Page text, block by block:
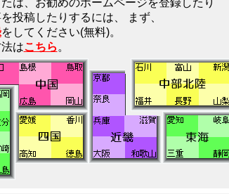
は、お勧めのホームページを登録したり
掲示板に記事を投稿したりするには、 まず、
をしてください(無料)。
はこちら 。